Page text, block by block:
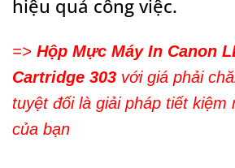
hiệu quả công việc.
=> Hộp Mực Máy In Canon
Cartridge 303 với giá phải
tuyệt đối là giải pháp tiết kiệm
của bạn